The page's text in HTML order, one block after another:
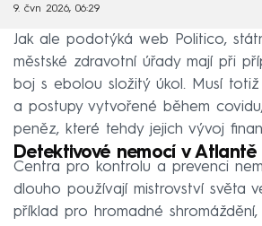
9. čvn 2026, 06:29
Jak ale podotýká web Politico,
městské zdravotní úřady mají při
boj s ebolou složitý úkol. Musí
a postupy vytvořené během
peněz, které tehdy jejich vývoj
Detektivové nemocí v Atlantě
Centra pro kontrolu a prevenci
dlouho používají mistrovství světa
příklad pro hromadné shromáždění,